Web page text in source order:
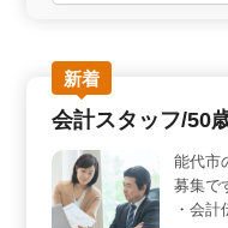
安定した環境で長く
担当し、残業がほと
きます。週5〜6日の勤
夏季・年末年始休暇も
境です。長期勤務を
を活かして幅広い業務
勤務経験を活かし、顧
設立や事業承継のサ
ます。担当者の引き継
して新しい業務に取
新着
会計スタッフ/50
能代市
募集で
・会